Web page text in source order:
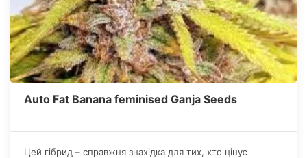
Auto Fat Banana feminised Ganja Seeds
Цей гібрид – справжня знахідка для тих, хто цінує